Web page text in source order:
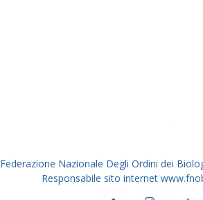
dei
Federazione Nazionale Degli Ordini dei
Responsabile sito internet